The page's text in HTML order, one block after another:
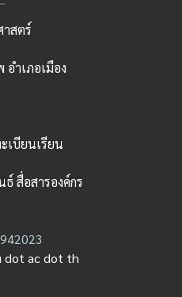
สตร์
ำเภอเมือง
เบียนเรียน
สื่อสารองค์กร
dot ac dot th